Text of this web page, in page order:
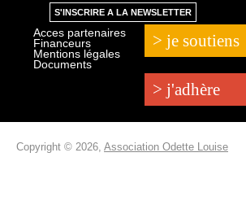
S'INSCRIRE A LA NEWSLETTER
> je soutiens
> j'adhère
Acces partenaires
Financeurs
Mentions légales
Documents
Copyright © 2026, Association Odette Louise